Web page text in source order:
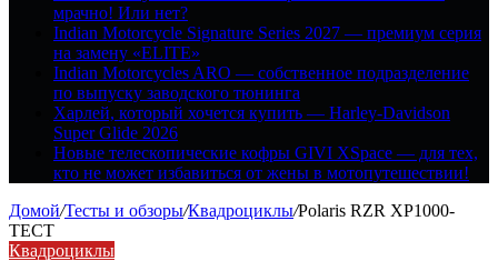
мрачно! Или нет?
Indian Motorcycle Signature Series 2027 — премиум серия
на замену «ELITE»
Indian Motorcycles ARO — собственное подразделение
по выпуску заводского тюнинга
Харлей, который хочется купить — Harley-Davidson
Super Glide 2026
Новые телескопические кофры GIVI XSpace — для тех,
кто не может избавиться от жены в мотопутешествии!
Домой/Тесты и обзоры/Квадроциклы/Polaris RZR XP1000-
ТЕСТ
Квадроциклы